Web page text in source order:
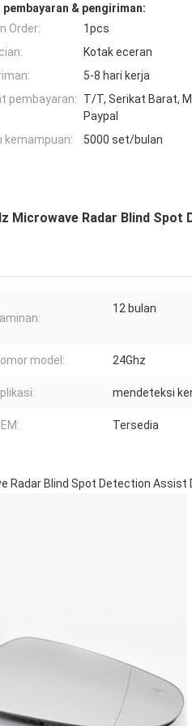
& pengiriman:
Order:
1pcs
Kotak eceran
5-8 hari kerja
pembayaran:
T/T, Serikat Barat,
Paypal
kemampuan:
5000 set/bulan
Microwave Radar Blind
12 bulan
model: 24Ghz
mendeteksi
Tersedia
Radar Blind Spot Detection